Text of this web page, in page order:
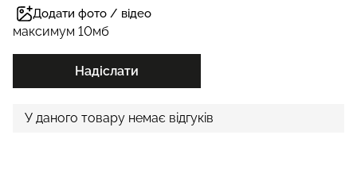
Додати фото / відео
максимум 10мб
Надіслати
У даного товару немає відгуків